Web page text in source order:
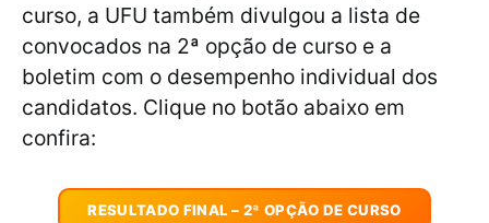
curso, a UFU também divulgou a lista de
convocados na 2ª opção de curso e a
boletim com o desempenho individual dos
candidatos. Clique no botão abaixo em
confira:
RESULTADO FINAL – 2ª OPÇÃO DE CURSO